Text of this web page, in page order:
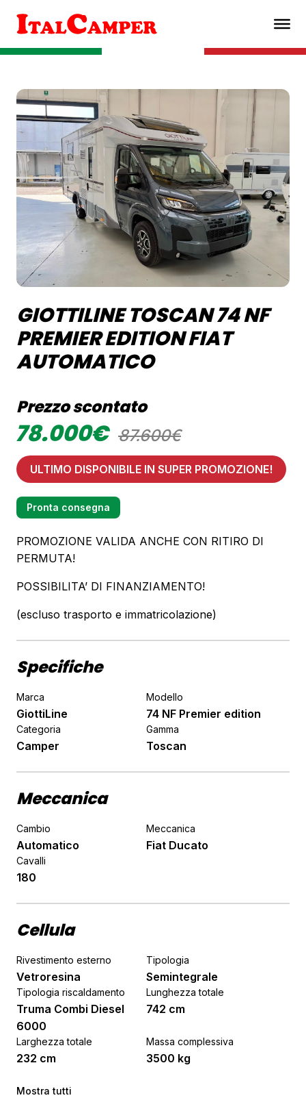
GIOTTILINE TOSCAN 74 NF
PREMIER EDITION FIAT
AUTOMATICO
Prezzo scontato
78.000€ 87.600€
ULTIMO DISPONIBILE IN SUPER PROMOZIONE!
Pronta consegna
PROMOZIONE VALIDA ANCHE CON RITIRO DI
PERMUTA!
POSSIBILITA’ DI FINANZIAMENTO!
(escluso trasporto e immatricolazione)
Specifiche
Marca
GiottiLine
Modello
74 NF Premier edition
Categoria
Camper
Gamma
Toscan
Meccanica
Cambio
Automatico
Meccanica
Fiat Ducato
Cavalli
180
Cellula
Rivestimento esterno
Vetroresina
Tipologia
Semintegrale
Tipologia riscaldamento
Truma Combi Diesel
6000
Lunghezza totale
742 cm
Larghezza totale
232 cm
Massa complessiva
3500 kg
Mostra tutti